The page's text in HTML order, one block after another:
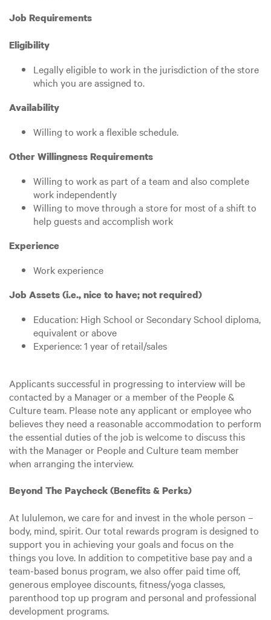
Job Requirements
Eligibility
Legally eligible to work in the jurisdiction of the store
which you are assigned to.
Availability
Willing to work a flexible schedule.
Other Willingness Requirements
Willing to work as part of a team and also complete
work independently
Willing to move through a store for most of a shift to
help guests and accomplish work
Experience
Work experience
Job Assets (i.e., nice to have; not required)
Education: High School or Secondary School diploma,
equivalent or above
Experience: 1 year of retail/sales
Applicants successful in progressing to interview will be
contacted by a Manager or a member of the People &
Culture team. Please note any applicant or employee who
believes they need a reasonable accommodation to perform
the essential duties of the job is welcome to discuss this
with the Manager or People and Culture team member
when arranging the interview.
Beyond The Paycheck (Benefits & Perks)
At lululemon, we care for and invest in the whole person –
body, mind, spirit. Our total rewards program is designed to
support you in achieving your goals and focus on the
things you love. In addition to competitive base pay and a
team-based bonus program, we also offer paid time off,
generous employee discounts, fitness/yoga classes,
parenthood top up program and personal and professional
development programs.